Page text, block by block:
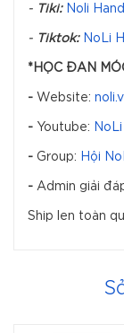
- Tiki: Noli
- Tiktok: NoLi
*HỌC ĐAN
- Website:
- Youtube:
- Group: Hội
- Admin giải
Ship len toàn